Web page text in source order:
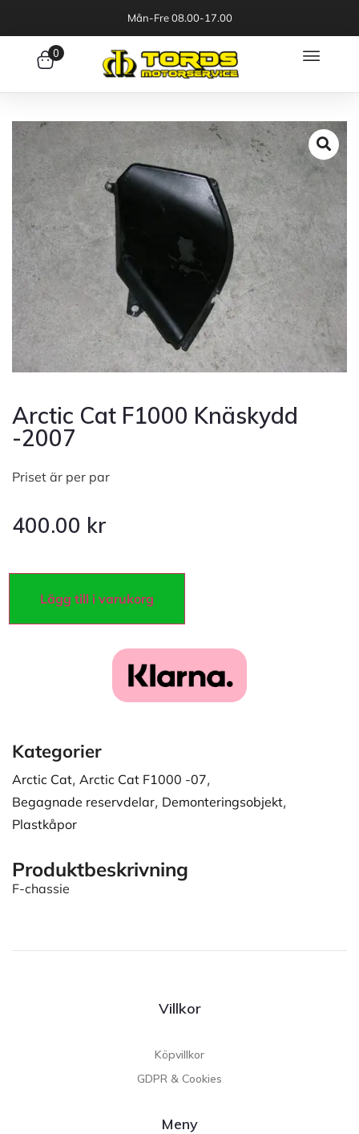
Mån-Fre 08.00-17.00
0
Arctic Cat F1000 Knäskydd
-2007
Priset är per par
400.00 kr
Lägg till i varukorg
Kategorier
Arctic Cat, Arctic Cat F1000 -07,
Begagnade reservdelar, Demonteringsobjekt,
Plastkåpor
Produktbeskrivning
F-chassie
Villkor
Köpvillkor
GDPR & Cookies
Meny